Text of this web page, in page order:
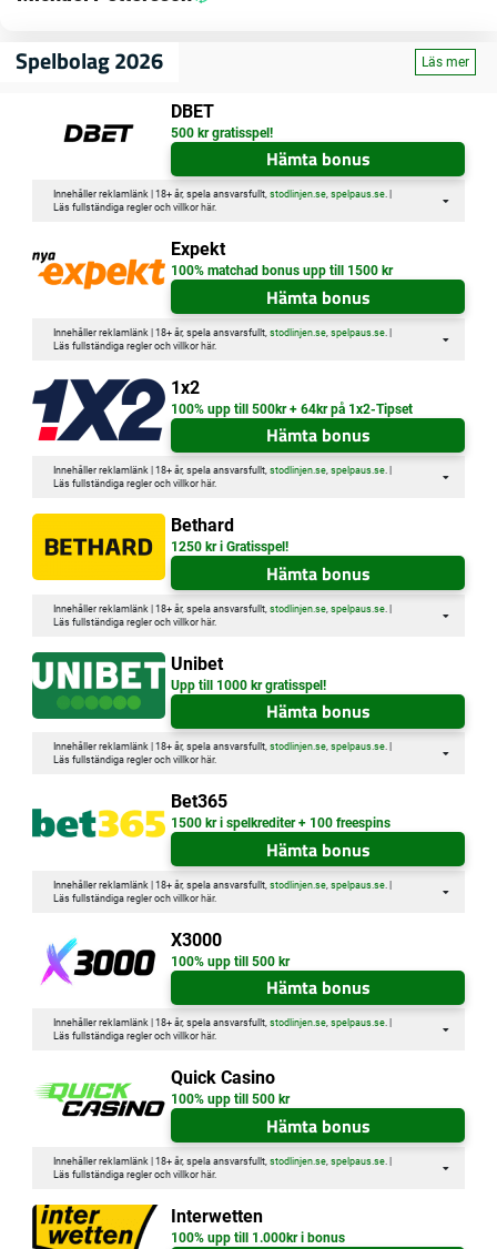
Endast en välkomstbonus per svenskt personnummer är tillåten. Detta
Spelbolag 2026 Läs mer
DBET
500 kr gratisspel!
Hämta bonus
Innehåller reklamlänk | 18+ år, spela ansvarsfullt, stodlinjen.se, spelpaus.se. |
Läs fullständiga regler och villkor här.
Expekt
100% matchad bonus upp till 1500 kr
Hämta bonus
Innehåller reklamlänk | 18+ år, spela ansvarsfullt, stodlinjen.se, spelpaus.se. |
Läs fullständiga regler och villkor här.
1x2
100% upp till 500kr + 64kr på 1x2-Tipset
Hämta bonus
Innehåller reklamlänk | 18+ år, spela ansvarsfullt, stodlinjen.se, spelpaus.se. |
Läs fullständiga regler och villkor här.
Bethard
1250 kr i Gratisspel!
Hämta bonus
Innehåller reklamlänk | 18+ år, spela ansvarsfullt, stodlinjen.se, spelpaus.se. |
Läs fullständiga regler och villkor här.
Unibet
Upp till 1000 kr gratisspel!
Hämta bonus
Innehåller reklamlänk | 18+ år, spela ansvarsfullt, stodlinjen.se, spelpaus.se. |
Läs fullständiga regler och villkor här.
Bet365
1500 kr i spelkrediter + 100 freespins
Hämta bonus
Innehåller reklamlänk | 18+ år, spela ansvarsfullt, stodlinjen.se, spelpaus.se. |
Läs fullständiga regler och villkor här.
X3000
100% upp till 500 kr
Hämta bonus
Innehåller reklamlänk | 18+ år, spela ansvarsfullt, stodlinjen.se, spelpaus.se. |
Läs fullständiga regler och villkor här.
Quick Casino
100% upp till 500 kr
Hämta bonus
Innehåller reklamlänk | 18+ år, spela ansvarsfullt, stodlinjen.se, spelpaus.se. |
Läs fullständiga regler och villkor här.
Interwetten
100% upp till 1.000kr i bonus